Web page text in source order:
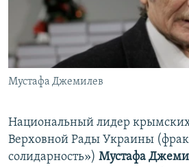
ПОБЕДИТЕЛЕЙ НЕ СУДЯТ?
КРЫМ.НЕПОКОРЕННЫЙ
УКРАИНСКАЯ ПРОБЛЕМА КРЫМА
ПРИСОЕДИНЯЙТЕСЬ!
Мустафа Джемилев
Национальный лидер крымских
Верховной Рады Украины
солидарность») Мустафа